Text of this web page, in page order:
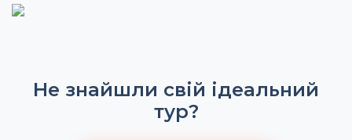
Не знайшли свій ідеальний
тур?